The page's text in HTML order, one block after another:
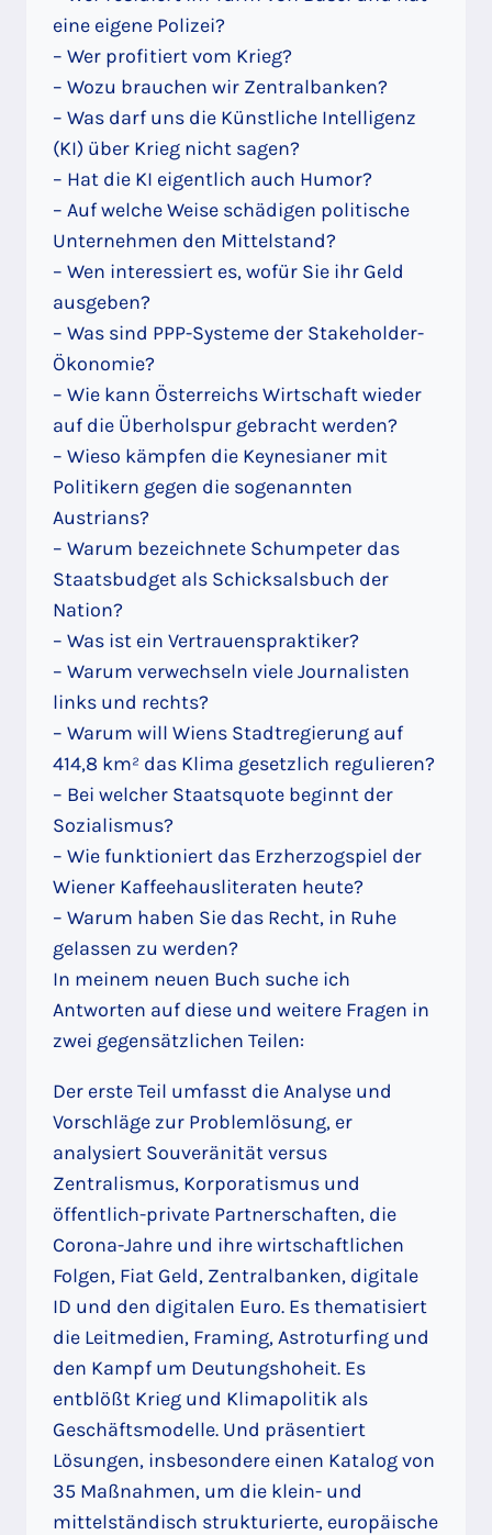
eine eigene Polizei?
– Wer profitiert vom Krieg?
– Wozu brauchen wir Zentralbanken?
– Was darf uns die Künstliche Intelligenz
(KI) über Krieg nicht sagen?
– Hat die KI eigentlich auch Humor?
– Auf welche Weise schädigen politische
Unternehmen den Mittelstand?
– Wen interessiert es, wofür Sie ihr Geld
ausgeben?
– Was sind PPP-Systeme der Stakeholder-
Ökonomie?
– Wie kann Österreichs Wirtschaft wieder
auf die Überholspur gebracht werden?
– Wieso kämpfen die Keynesianer mit
Politikern gegen die sogenannten
Austrians?
– Warum bezeichnete Schumpeter das
Staatsbudget als Schicksalsbuch der
Nation?
– Was ist ein Vertrauenspraktiker?
– Warum verwechseln viele Journalisten
links und rechts?
– Warum will Wiens Stadtregierung auf
414,8 km² das Klima gesetzlich regulieren?
– Bei welcher Staatsquote beginnt der
Sozialismus?
– Wie funktioniert das Erzherzogspiel der
Wiener Kaffeehausliteraten heute?
– Warum haben Sie das Recht, in Ruhe
gelassen zu werden?
In meinem neuen Buch suche ich
Antworten auf diese und weitere Fragen in
zwei gegensätzlichen Teilen:
Der erste Teil umfasst die Analyse und
Vorschläge zur Problemlösung, er
analysiert Souveränität versus
Zentralismus, Korporatismus und
öffentlich-private Partnerschaften, die
Corona-Jahre und ihre wirtschaftlichen
Folgen, Fiat Geld, Zentralbanken, digitale
ID und den digitalen Euro. Es thematisiert
die Leitmedien, Framing, Astroturfing und
den Kampf um Deutungshoheit. Es
entblößt Krieg und Klimapolitik als
Geschäftsmodelle. Und präsentiert
Lösungen, insbesondere einen Katalog von
35 Maßnahmen, um die klein- und
mittelständisch strukturierte, europäische